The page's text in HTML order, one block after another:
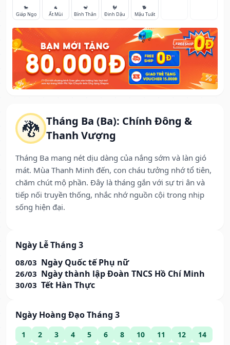
🐉 Tháng Ba (Ba): Chính Đông &
Thanh Vượng
Tháng Ba mang nét dịu dàng của nắng sớm và làn gió
mát. Mùa Thanh Minh đến, con cháu tưởng nhớ tổ tiên,
chăm chút mộ phần. Đây là tháng gắn với sự tri ân và
tiếp nối truyền thống, nhắc nhớ nguồn cội trong nhịp
sống hiện đại.
Ngày Lễ Tháng 3
08/03 Ngày Quốc tế Phụ nữ
26/03 Ngày thành lập Đoàn TNCS Hồ Chí Minh
30/03 Tết Hàn Thực
Ngày Hoàng Đạo Tháng 3
1 2 3 4 5 6 8 10 11 12
14
🐎
Giáp Ngọ
🐐
Ất Mùi
🐒
Bính Thân
🐓
Đinh Dậu
🐕
Mậu Tuất